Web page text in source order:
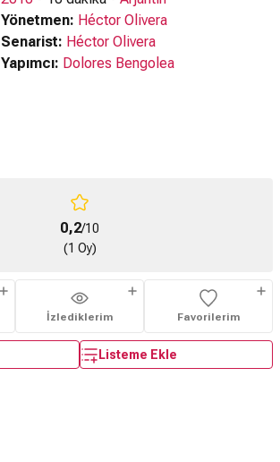
Yönetmen: Héctor Olivera
Senarist: Héctor Olivera
Yapımcı: Dolores Bengolea
0,2/10
(1 Oy)
İzlediklerim Favorilerim
Listeme Ekle